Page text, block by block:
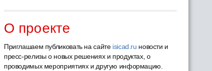
О проекте
Приглашаем публиковать на сайте isicad.ru новости и
пресс-релизы о новых решениях и продуктах, о
проводимых мероприятиях и другую информацию.